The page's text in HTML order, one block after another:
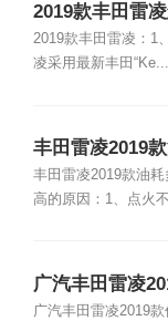
2019款丰田雷
2019款丰田雷凌：1
凌采用最新丰田“Ke...
丰田雷凌2019
丰田雷凌2019款油
高的原因：1、点火
广汽丰田雷凌
广汽丰田雷凌2019